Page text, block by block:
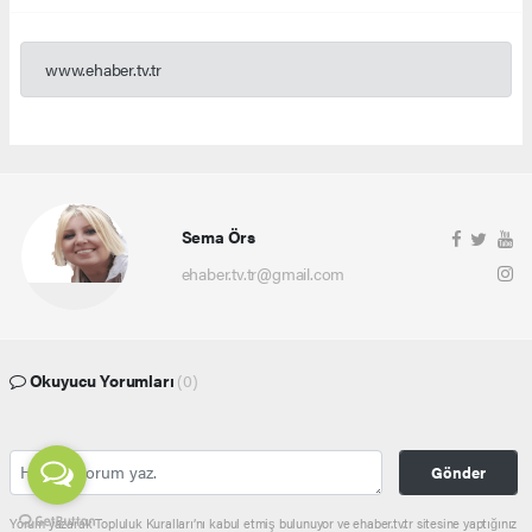
www.ehaber.tv.tr
Sema Örs
ehaber.tv.tr@gmail.com
Okuyucu Yorumları (0)
Gönder
Yorum yazarak Topluluk Kuralları’nı kabul etmiş bulunuyor ve ehaber.tv.tr sitesine yaptığınız